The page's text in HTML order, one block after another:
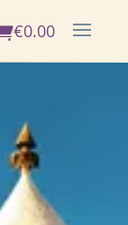
€0.00